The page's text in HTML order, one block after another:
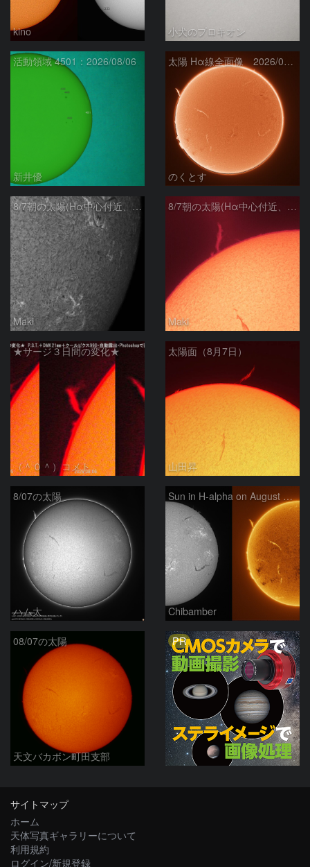
kino 小犬のプロキオン
活動領域 4501：2026/08/06
新井優
太陽 Hα線全面像 2026/08/07
のくとす
8/7朝の太陽(Hα中心付近、4498、4502付近)
Maki
8/7朝の太陽(Hα中心付近、プロミネンス)
Maki
★サージ３日間の変化★
（＾０＾）コメト
太陽面（8月7日）
山田昇
8/07の太陽
ハム太
Sun in H-alpha on August 7, 2026
Chibamber
08/07の太陽
天文バカボン町田支部
PR
サイトマップ
ホーム
天体写真ギャラリーについて
利用規約
ログイン/新規登録